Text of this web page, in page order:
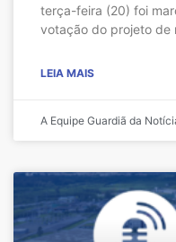
terça-feira (20) foi
votação do projeto de
LEIA MAIS
A Equipe Guardiã da